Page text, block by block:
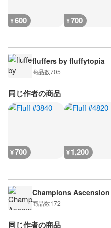
¥600 ¥700
fluffers by fluffytopia
商品数705
同じ作者の商品
¥700 ¥1,200
Champions
商品数172
同じ作者の商品